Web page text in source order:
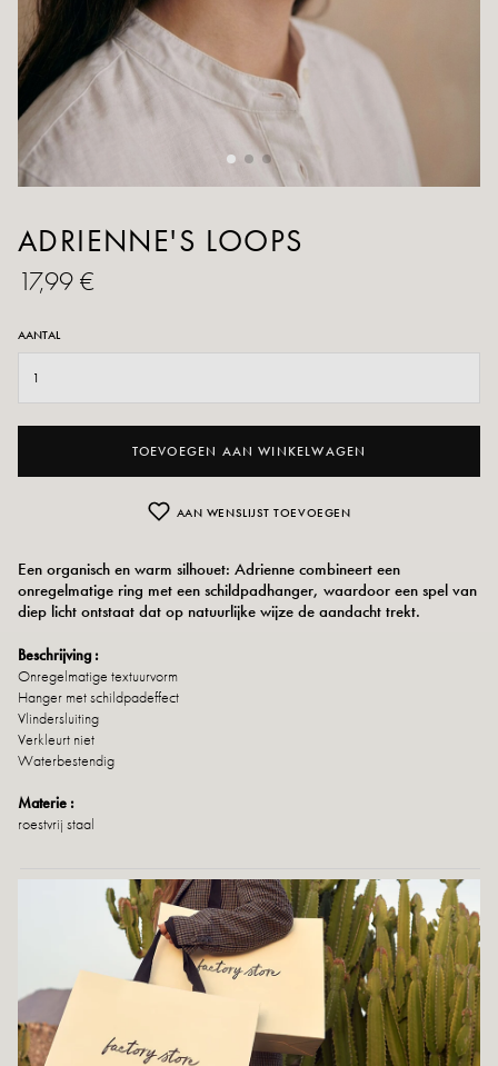
ADRIENNE'S LOOPS
17,99 €
AANTAL
TOEVOEGEN AAN WINKELWAGEN
AAN WENSLIJST TOEVOEGEN
Een organisch en warm silhouet: Adrienne combineert een
onregelmatige ring met een schildpadhanger, waardoor een spel van
diep licht ontstaat dat op natuurlijke wijze de aandacht trekt.
Beschrijving :
Onregelmatige textuurvorm
Hanger met schildpadeffect
Vlindersluiting
Verkleurt niet
Waterbestendig
Materie :
roestvrij staal
Retour en uitwisseling snelle levering
DIT VIND JE MISSCHIEN OOK LEUK